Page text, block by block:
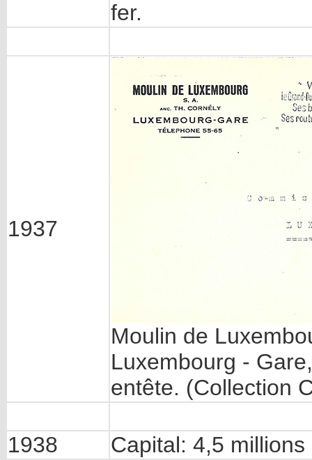
fer.
1937
Moulin de
Luxembourg -
entête. (Collection
1938 Capital: 4,5 millions